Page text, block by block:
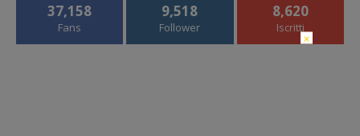
37,158
Fans
9,518
Follower
8,620
Iscritti
×